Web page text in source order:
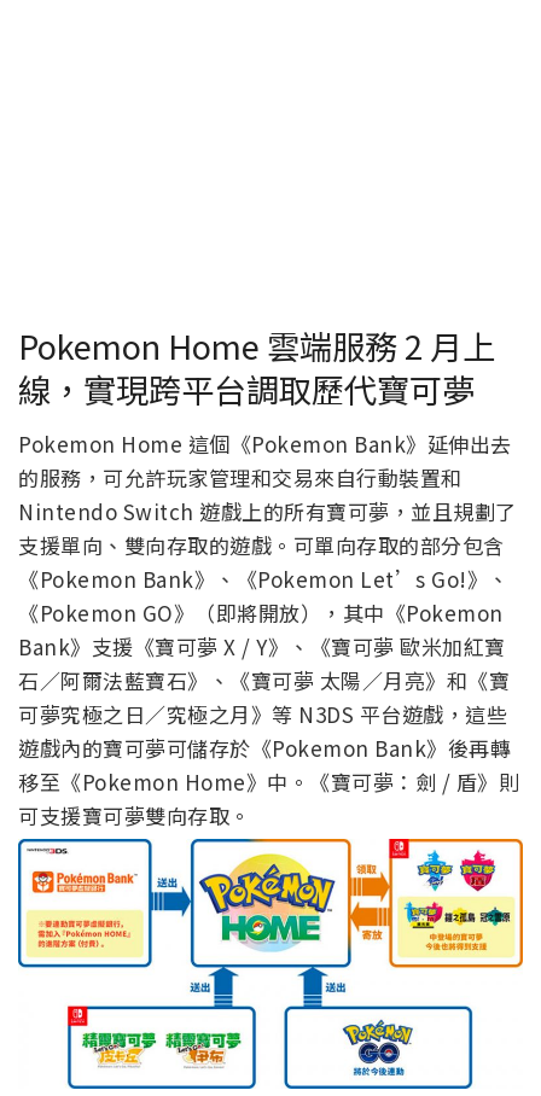
Pokemon Home 雲端服務 2 月上
線，實現跨平台調取歷代寶可夢
Pokemon Home 這個《Pokemon Bank》延伸出去
的服務，可允許玩家管理和交易來自行動裝置和
Nintendo Switch 遊戲上的所有寶可夢，並且規劃了
支援單向、雙向存取的遊戲。可單向存取的部分包含
《Pokemon Bank》、《Pokemon Let’s Go!》、
《Pokemon GO》（即將開放），其中《Pokemon
Bank》支援《寶可夢 X / Y》、《寶可夢 歐米加紅寶
石／阿爾法藍寶石》、《寶可夢 太陽／月亮》和《寶
可夢究極之日／究極之月》等 N3DS 平台遊戲，這些
遊戲內的寶可夢可儲存於《Pokemon Bank》後再轉
移至《Pokemon Home》中。《寶可夢：劍 / 盾》則
可支援寶可夢雙向存取。